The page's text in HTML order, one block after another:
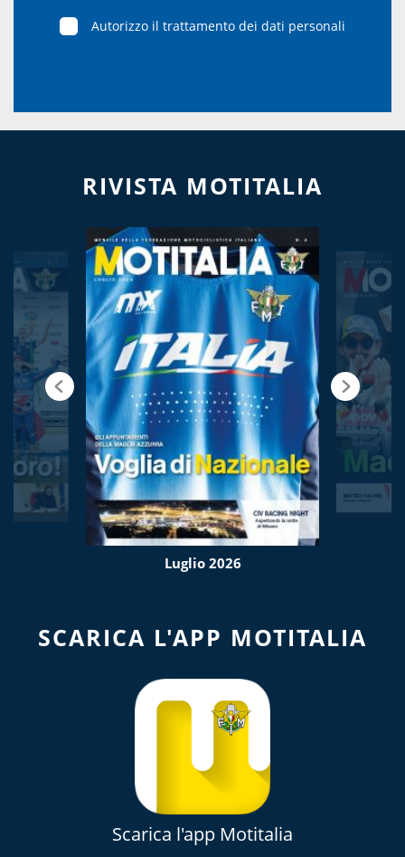
Autorizzo il trattamento dei dati personali
RIVISTA MOTITALIA
Luglio 2026
SCARICA L'APP MOTITALIA
Scarica l'app Motitalia